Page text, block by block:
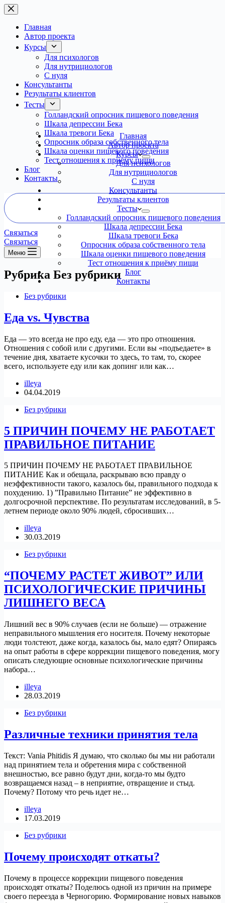
Перейти
к
сути
Главная
Автор проекта
Курсы
Для психологов
Для нутрициологов
С нуля
Консультанты
Результаты клиентов
Тесты
Голландский опросник пищевого поведения
Шкала депрессии Бека
Шкала тревоги Бека
Опросник образа собственного тела
Шкала оценки пищевого поведения
Тест отношения к приёму пищи
Блог
Контакты
Главная
Автор проекта
Курсы
Для психологов
Для нутрициологов
С нуля
Консультанты
Результаты клиентов
Тесты
Голландский опросник пищевого поведения
Шкала депрессии Бека
Шкала тревоги Бека
Опросник образа собственного тела
Шкала оценки пищевого поведения
Тест отношения к приёму пищи
Блог
Контакты
Связаться
Связаться
Меню
Рубрика Без рубрики
Без рубрики
Еда vs. Чувства
Еда — это всегда не про еду, еда — это про отношения.
Отношения с собой или с другими. Если вы «подъедаете» в
течение дня, хватаете кусочки то здесь, то там, то, скорее
всего, используете еду или как допинг или как…
illeya
04.04.2019
Без рубрики
5 ПРИЧИН ПОЧЕМУ НЕ РАБОТАЕТ
ПРАВИЛЬНОЕ ПИТАНИЕ
5 ПРИЧИН ПОЧЕМУ НЕ РАБОТАЕТ ПРАВИЛЬНОЕ
ПИТАНИЕ Как и обещала, раскрываю всю правду о
неэффективности такого, казалось бы, правильного подхода к
похудению. 1) ”Правильно Питание” не эффективно в
долгосрочной перспективе. По результатам исследований, в 5-
летнем периоде около 90% людей, сбросивших…
illeya
30.03.2019
Без рубрики
“ПОЧЕМУ РАСТЕТ ЖИВОТ” ИЛИ
ПСИХОЛОГИЧЕСКИЕ ПРИЧИНЫ
ЛИШНЕГО ВЕСА
Лишний вес в 90% случаев (если не больше) — отражение
неправильного мышления его носителя. Почему некоторые
люди толстеют, даже когда, казалось бы, мало едят? Опираясь
на опыт работы в сфере коррекции пищевого поведения, могу
описать следующие основные психологические причины
набора…
illeya
28.03.2019
Без рубрики
Различные техники принятия тела
Текст: Vania Phitidis Я думаю, что сколько бы мы ни работали
над принятием тела и обретения мира с собственной
внешностью, все равно будут дни, когда-то мы будто
возвращаемся назад – в неприятие, отвращение и стыд.
Почему? Потому что речь идет не…
illeya
17.03.2019
Без рубрики
Почему происходят откаты?
Почему в процессе коррекции пищевого поведения
происходят откаты? Поделюсь одной из причин на примере
своего переезда в Черногорию. Формирование новых навыков